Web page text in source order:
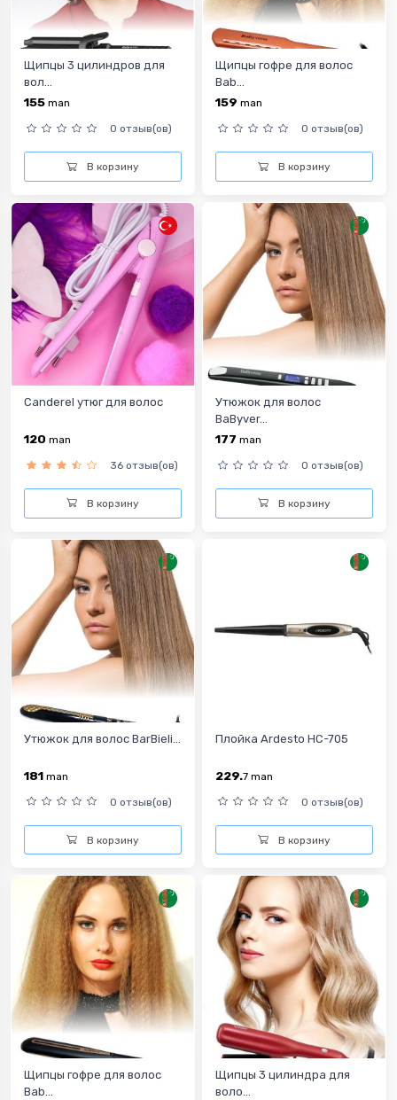
Щипцы 3 цилиндров для
вол...
155 man
0 отзыв(ов)
В корзину
Щипцы гофре для волос
Bab...
159 man
0 отзыв(ов)
В корзину
Canderel утюг для волос
120 man
36 отзыв(ов)
В корзину
Утюжок для волос
BaByver...
177 man
0 отзыв(ов)
В корзину
Утюжок для волос BarBieli...
181 man
0 отзыв(ов)
В корзину
Плойка Ardesto HC-705
229.7 man
0 отзыв(ов)
В корзину
Щипцы гофре для волос
Bab...
Щипцы 3 цилиндра для
воло...